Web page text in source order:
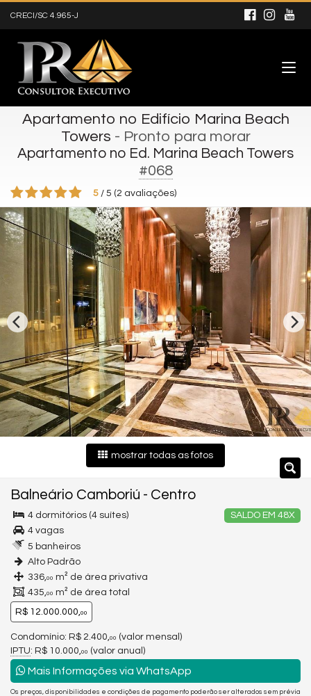
CRECI/SC 4.965-J
Apartamento no Edifício Marina Beach
Towers - Pronto para morar
Apartamento no Ed. Marina Beach Towers
#068
5 / 5 (2 avaliações)
mostrar todas as fotos
Balneário Camboriú - Centro
SALDO EM 48X
4 dormitórios (4 suítes)
4 vagas
5 banheiros
Alto Padrão
336,00 m² de área privativa
435,00 m² de área total
R$ 12.000.000,00
Condomínio: R$ 2.400, 00 (valor mensal)
IPTU: R$ 10.000, 00 (valor anual)
Mais Informações via WhatsApp
Os preços, disponibilidades e condições de pagamento poderão ser alterados sem prévia